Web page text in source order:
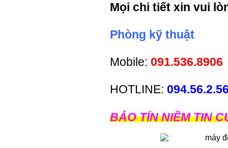
Mọi chi tiết xin vui
Phòng kỹ thuật
Mobile: 091.536.8906
HOTLINE:
BẢO TÍN NIỀM TIN